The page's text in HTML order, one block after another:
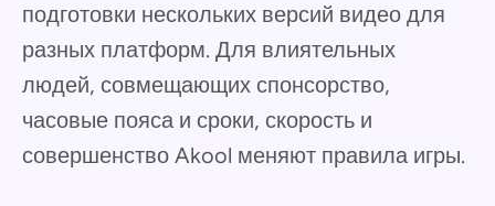
подготовки нескольких версий видео для
разных платформ. Для влиятельных
людей, совмещающих спонсорство,
часовые пояса и сроки, скорость и
совершенство Akool меняют правила игры.